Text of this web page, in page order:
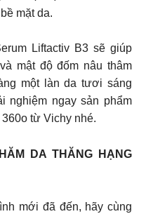
mặt da.
Liftactiv B3 sẽ giúp
mật độ đốm nâu thâm
một làn da tươi sáng
nghiệm ngay sản phẩm
từ Vichy nhé.
DA THĂNG HẠNG
mới đã đến, hãy cùng